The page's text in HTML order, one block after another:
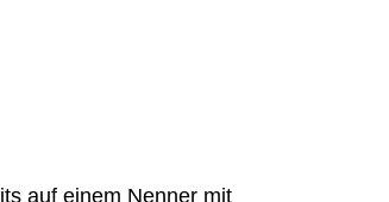
auf einem Nenner mit